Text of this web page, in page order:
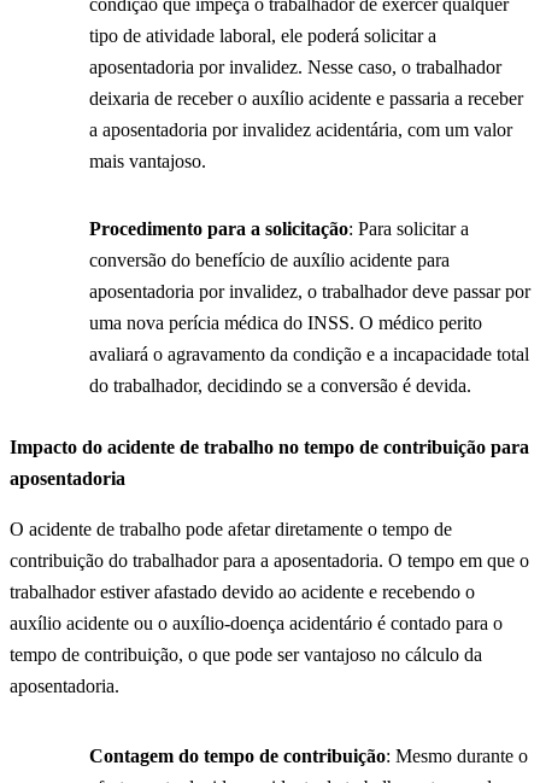
tipo de atividade laboral, ele poderá solicitar a
aposentadoria por invalidez. Nesse caso, o trabalhador
deixaria de receber o auxílio acidente e passaria a receber
a aposentadoria por invalidez acidentária, com um valor
mais vantajoso.
Procedimento para a solicitação: Para solicitar a
conversão do benefício de auxílio acidente para
aposentadoria por invalidez, o trabalhador deve passar por
uma nova perícia médica do INSS. O médico perito
avaliará o agravamento da condição e a incapacidade total
do trabalhador, decidindo se a conversão é devida.
Impacto do acidente de trabalho no tempo de contribuição para
aposentadoria
O acidente de trabalho pode afetar diretamente o tempo de
contribuição do trabalhador para a aposentadoria. O tempo em que o
trabalhador estiver afastado devido ao acidente e recebendo o
auxílio acidente ou o auxílio-doença acidentário é contado para o
tempo de contribuição, o que pode ser vantajoso no cálculo da
aposentadoria.
Contagem do tempo de contribuição: Mesmo durante o